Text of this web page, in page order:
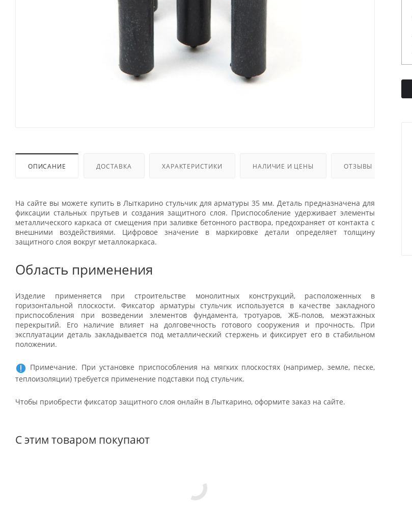
ОПИСАНИЕ ДОСТАВКА ХАРАКТЕРИСТИКИ НАЛИЧИЕ И ЦЕНЫ ОТЗЫВЫ
На сайте вы можете купить в Лыткарино стульчик для арматуры 35 мм. Деталь предназначена для
фиксации стальных прутьев и создания защитного слоя. Приспособление удерживает элементы
металлического каркаса от смещения при заливке бетонного раствора, предохраняет от контакта с
внешними воздействиями. Цифровое значение в маркировке детали определяет толщину
защитного слоя вокруг металлокаркаса.
Область применения
Изделие применяется при строительстве монолитных конструкций, расположенных в
горизонтальной плоскости. Фиксатор арматуры стульчик используется в качестве закладного
приспособления при возведении элементов фундамента, тротуаров, ЖБ-полов, межэтажных
перекрытий. Его наличие влияет на долговечность готового сооружения и прочность. При
эксплуатации деталь закладывается под металлический стержень и фиксирует его в стабильном
положении.
Примечание. При установке приспособления на мягких плоскостях (например, земле, песке,
теплоизоляции) требуется применение подставки под стульчик.
Чтобы приобрести фиксатор защитного слоя онлайн в Лыткарино, оформите заказ на сайте.
С этим товаром покупают